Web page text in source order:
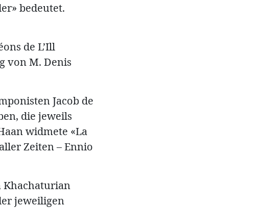
bedeutet.
de L’Ill
von M. Denis
Jacob de
die jeweils
widmete «La
Zeiten – Ennio
Khachaturian
jeweiligen